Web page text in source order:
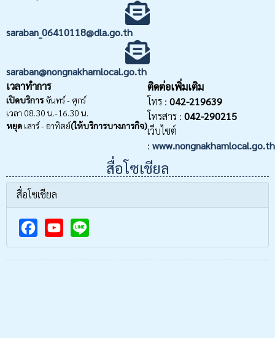
saraban_06410118@dla.go.th
saraban@nongnakhamlocal.go.th
เวลาทำการ
เปิดบริการจันทร์ - ศุกร์
เวลา 08.30 น.-16.30 น.
หยุด เสาร์ - อาทิตย์(ให้บริการบางภารกิจ)
ติดต่อเพิ่มเติม
โทร : 042-219639
โทรสาร : 042-290215
เว็บไซต์
: www.nongnakhamlocal.go.th
สื่อโซเชียล
สื่อโซเชียล
F
a
Y
o